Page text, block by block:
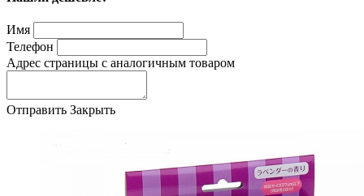
Имя
Телефон
Адрес страницы с аналогичным товаром
Отправить Закрыть